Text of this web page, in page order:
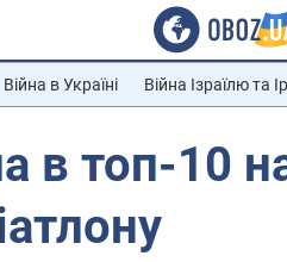
Війна в Україні Війна Ізраїлю та
в топ-10